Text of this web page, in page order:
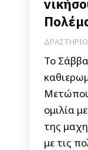
Το
ομιλία
της
με τις